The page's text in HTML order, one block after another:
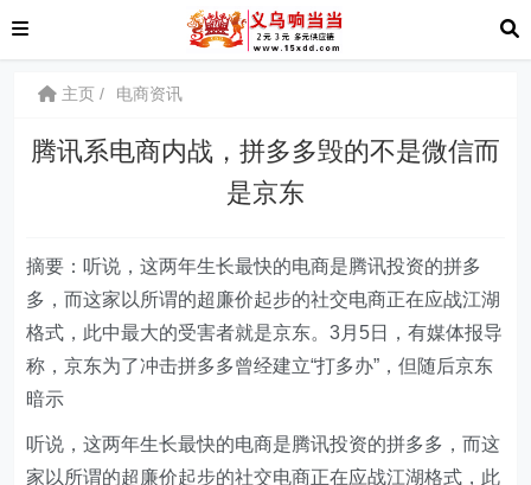
主页 电商资讯
腾讯系电商内战，拼多多毁的不是微信而
是京东
摘要：听说，这两年生长最快的电商是腾讯投资的拼多
多，而这家以所谓的超廉价起步的社交电商正在应战江湖
格式，此中最大的受害者就是京东。3月5日，有媒体报导
称，京东为了冲击拼多多曾经建立“打多办”，但随后京东
暗示
听说，这两年生长最快的电商是腾讯投资的拼多多，而这
家以所谓的超廉价起步的社交电商正在应战江湖格式，此